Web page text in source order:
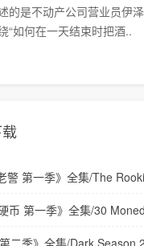
（栗山 本剧由原创剧本
口吃的新人律师
托人“无法说出
故事的主人公・
警 第一季》全集/The
币 第一季》全集/30